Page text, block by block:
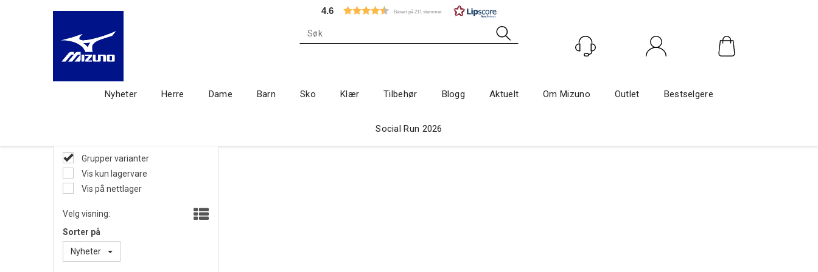
4.6 Basert på 211 stemmer
Nyheter Herre Dame Barn Sko Klær Tilbehør Blogg Aktuelt Om Mizuno Outlet Bestselgere
Social Run 2026
Grupper varianter
Vis kun lagervare
Vis på nettlager
Velg visning:
Sorter på
Nyheter